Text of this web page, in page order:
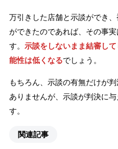
万引きした店舗と示談ができ
ができたのであれば、その事
す。 示談をしないまま結審し
能性は低くなるでしょう。
もちろん、示談の有無だけが
ありませんが、示談が判決に
す。
関連記事